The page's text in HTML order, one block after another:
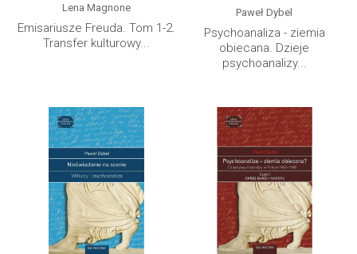
Lena Magnone
Emisariusze Freuda. Tom 1-2.
Transfer kulturowy...
Paweł Dybel
Psychoanaliza - ziemia
obiecana. Dzieje
psychoanalizy...